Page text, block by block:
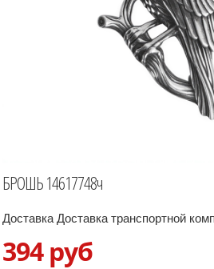
БРОШЬ 14617748ч
Доставка Доставка транспортной
394 руб